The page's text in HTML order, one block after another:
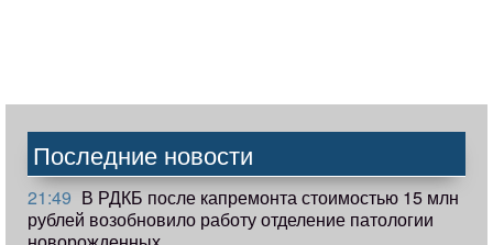
Последние новости
21:49 В РДКБ после капремонта стоимостью 15 млн
рублей возобновило работу отделение патологии